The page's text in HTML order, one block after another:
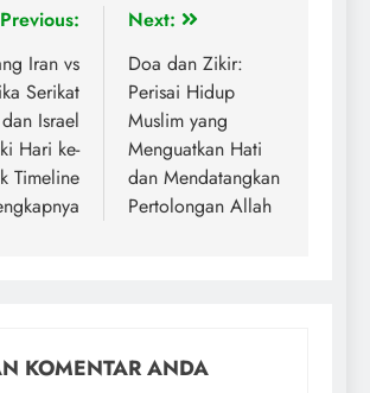
Previous:
Iran vs
Serikat
dan Israel
Hari ke-
Timeline
Next:
Doa dan Zikir:
Perisai Hidup
Muslim yang
Menguatkan Hati
dan Mendatangkan
Pertolongan Allah
KOMENTAR ANDA